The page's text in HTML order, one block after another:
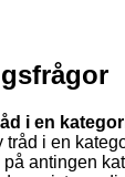
i en
tråd i en
antingen